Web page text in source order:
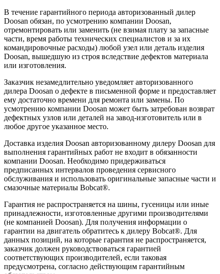
В течение гарантийного периода авторизованный дилер
Doosan обязан, по усмотрению компании Doosan,
отремонтировать или заменить (не взимая плату за запасные
части, время работы технических специалистов и за их
командировочные расходы) любой узел или деталь изделия
Doosan, вышедшую из строя вследствие дефектов материала
или изготовления.
Заказчик незамедлительно уведомляет авторизованного
дилера Doosan о дефекте в письменной форме и предоставляет
ему достаточно времени для ремонта или замены. По
усмотрению компании Doosan может быть затребован возврат
дефектных узлов или деталей на завод-изготовитель или в
любое другое указанное место.
Доставка изделия Doosan авторизованному дилеру Doosan для
выполнения гарантийных работ не входит в обязанности
компании Doosan. Необходимо придерживаться
предписанных интервалов проведения сервисного
обслуживания и использовать оригинальные запасные части и
смазочные материалы Bobcat®.
Гарантия не распространяется на шины, гусеницы или иные
принадлежности, изготовленные другими производителями
(не компанией Doosan). Для получения информации о
гарантии на двигатель обратитесь к дилеру Bobcat®. Для
данных позиций, на которые гарантия не распространяется,
заказчик должен руководствоваться гарантией
соответствующих производителей, если таковая
предусмотрена, согласно действующим гарантийным